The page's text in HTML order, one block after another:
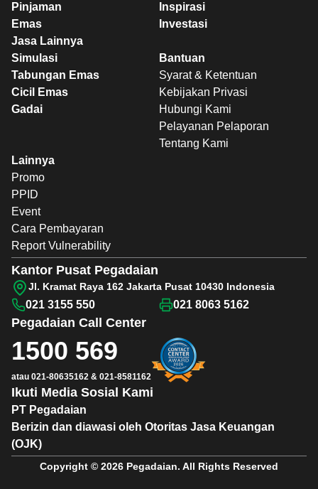
Pinjaman
Emas
Jasa Lainnya
Inspirasi
Investasi
Simulasi
Tabungan Emas
Cicil Emas
Gadai
Bantuan
Syarat & Ketentuan
Kebijakan Privasi
Hubungi Kami
Pelayanan Pelaporan
Tentang Kami
Lainnya
Promo
PPID
Event
Cara Pembayaran
Report Vulnerability
PT Pegadaian
Berizin dan diawasi oleh Otoritas Jasa Keuangan
(OJK)
Ikuti Media Sosial Kami
Pegadaian Call Center
1500 569
atau 021-80635162 & 021-8581162
Kantor Pusat Pegadaian
Jl. Kramat Raya 162 Jakarta Pusat 10430 Indonesia
021 3155 550 021 8063 5162
Copyright © 2026 Pegadaian. All Rights Reserved